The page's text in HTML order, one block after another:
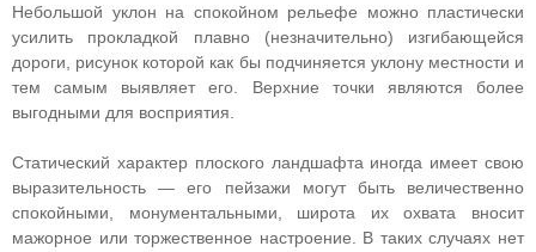
Небольшой уклон на спокойном рельефе можно пластически
усилить прокладкой плавно (незначительно) изгибающейся
дороги, рисунок которой как бы подчиняется уклону местности и
тем самым выявляет его. Верхние точки являются более
выгодными для восприятия.
Статический характер плоского ландшафта иногда имеет свою
выразительность — его пейзажи могут быть величественно
спокойными, монументальными, широта их охвата вносит
мажорное или торжественное настроение. В таких случаях нет